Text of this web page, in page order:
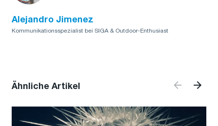
Alejandro Jimenez
Kommunikationsspezialist bei SIGA & Outdoor-Enthusiast
Ähnliche Artikel